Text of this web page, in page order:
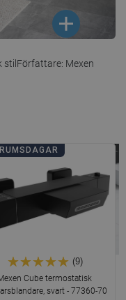
stilFörfattare: Mexen
(9)
Cube termostatisk
svart - 77360-70